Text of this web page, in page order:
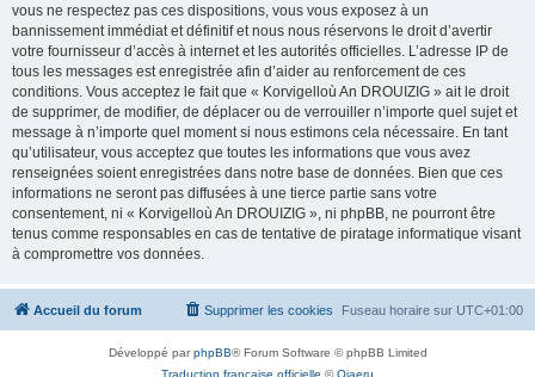
vous ne respectez pas ces dispositions, vous vous exposez à un
bannissement immédiat et définitif et nous nous réservons le droit d’avertir
votre fournisseur d’accès à internet et les autorités officielles. L’adresse IP de
tous les messages est enregistrée afin d’aider au renforcement de ces
conditions. Vous acceptez le fait que « Korvigelloù An DROUIZIG » ait le droit
de supprimer, de modifier, de déplacer ou de verrouiller n’importe quel sujet et
message à n’importe quel moment si nous estimons cela nécessaire. En tant
qu’utilisateur, vous acceptez que toutes les informations que vous avez
renseignées soient enregistrées dans notre base de données. Bien que ces
informations ne seront pas diffusées à une tierce partie sans votre
consentement, ni « Korvigelloù An DROUIZIG », ni phpBB, ne pourront être
tenus comme responsables en cas de tentative de piratage informatique visant
à compromettre vos données.
Accueil du forum Fuseau horaire sur UTC+01:00
Supprimer les cookies
Développé parphpBB® Forum Software © phpBB Limited
Traduction française officielle ©Qiaeru